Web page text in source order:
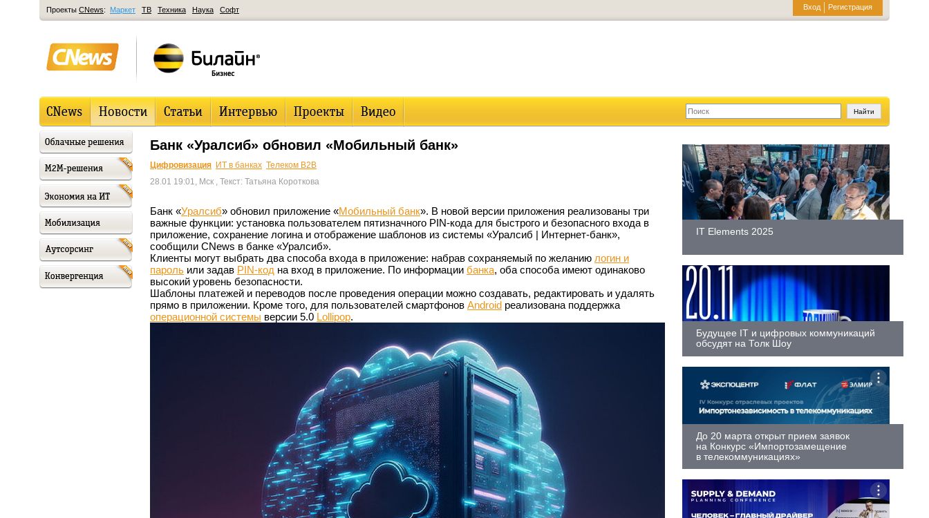
Вход Регистрация
Проекты CNews: Маркет ТВ Техника Наука Софт
Банк «Уралсиб» обновил «Мобильный банк»
Цифровизация ИТ в банках Телеком B2B
28.01 19:01, Мск , Текст: Татьяна Короткова
Банк «Уралсиб» обновил приложение «Мобильный банк». В новой версии приложения реализованы три
важные функции: установка пользователем пятизначного PIN-кода для быстрого и безопасного входа в
приложение, сохранение логина и отображение шаблонов из системы «Уралсиб | Интернет-банк»,
сообщили CNews в банке «Уралсиб».
Клиенты могут выбрать два способа входа в приложение: набрав сохраняемый по желанию логин и
пароль или задав PIN-код на вход в приложение. По информации банка, оба способа имеют одинаково
высокий уровень безопасности.
Шаблоны платежей и переводов после проведения операции можно создавать, редактировать и удалять
прямо в приложении. Кроме того, для пользователей смартфонов Android реализована поддержка
операционной системы версии 5.0 Lollipop.
IT Elements 2025
Будущее IT и цифровых коммуникаций
обсудят на Толк Шоу
До 20 марта открыт прием заявок
на Конкурс «Импортозамещение
в телекоммуникациях»